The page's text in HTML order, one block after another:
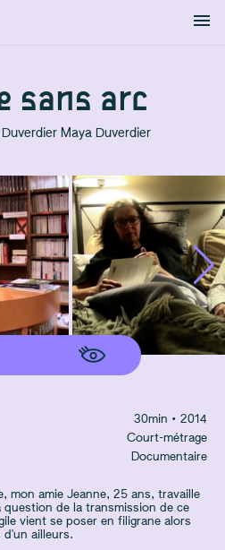
sans arc
Duverdier Maya Duverdier
mon amie Jeanne, 25 ans, travaille
question de la transmission de ce
vient se poser en filigrane alors
d'un ailleurs.
30min • 2014
Court-métrage
Documentaire